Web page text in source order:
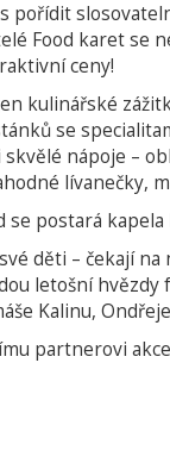
pořídit
Food karet se
ceny!
kulinářské
se
nápoje –
lívanečky,
postará kapela
děti – čekají
letošní
Kalinu,
partnerovi